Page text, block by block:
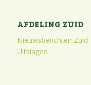
AFDELING ZUID
Nieuwsberichten Zuid
Uitslagen